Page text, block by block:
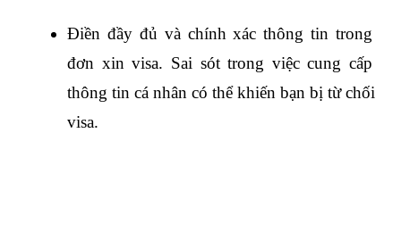
Điền đầy đủ và chính xác thông tin trong
đơn xin visa. Sai sót trong việc cung cấp
thông tin cá nhân có thể khiến bạn bị từ chối
visa.